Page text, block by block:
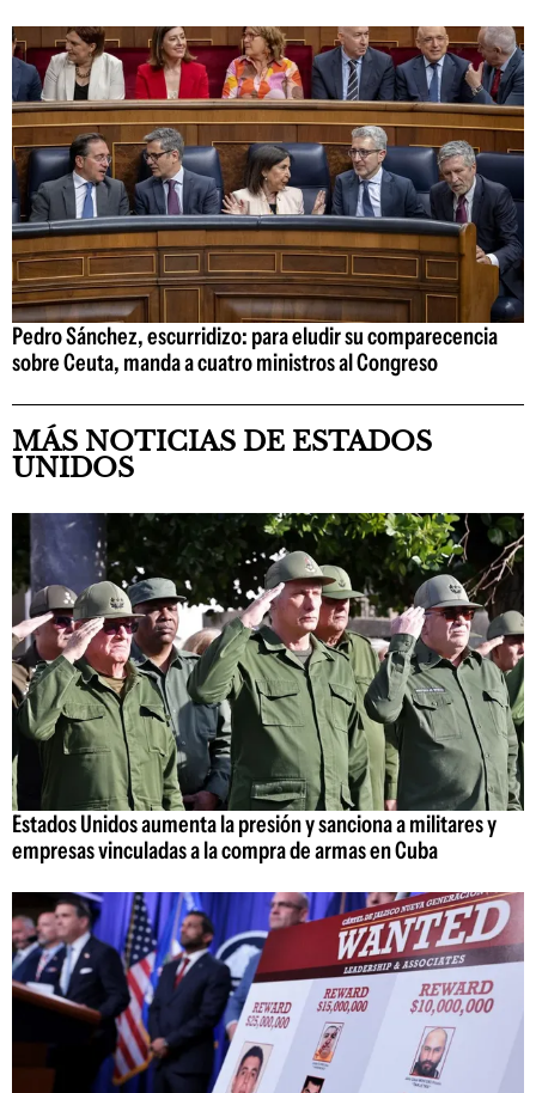
Pedro Sánchez, escurridizo: para eludir su comparecencia
sobre Ceuta, manda a cuatro ministros al Congreso
MÁS NOTICIAS DE ESTADOS
UNIDOS
Estados Unidos aumenta la presión y sanciona a militares y
empresas vinculadas a la compra de armas en Cuba